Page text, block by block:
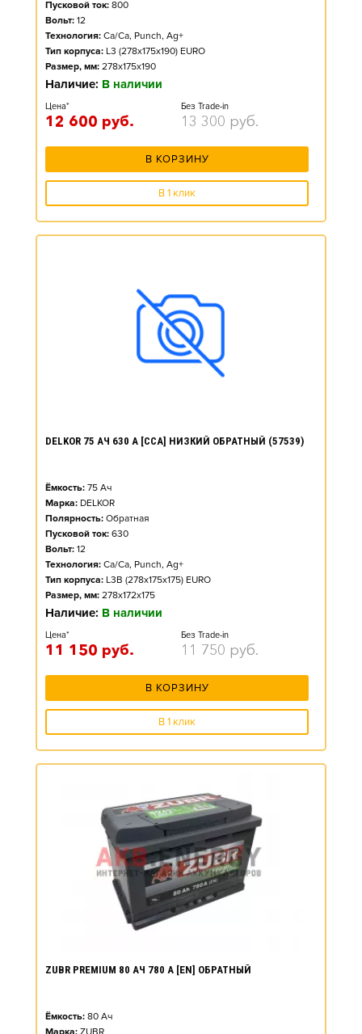
Пусковой ток: 800
Вольт: 12
Технология: Ca/Ca, Punch, Ag+
Тип корпуса: L3 (278x175x190) EURO
Размер, мм: 278x175x190
Наличие: В наличии
Цена*
12 600 руб.
Без Trade-in
13 300 руб.
В КОРЗИНУ
В 1 клик
DELKOR 75 АЧ 630 А [CCA] НИЗКИЙ ОБРАТНЫЙ (57539)
Ёмкость: 75 Ач
Марка: DELKOR
Полярность: Обратная
Пусковой ток: 630
Вольт: 12
Технология: Ca/Ca, Punch, Ag+
Тип корпуса: L3B (278x175x175) EURO
Размер, мм: 278x172x175
Наличие: В наличии
Цена*
11 150 руб.
Без Trade-in
11 750 руб.
В КОРЗИНУ
В 1 клик
ZUBR PREMIUM 80 АЧ 780 А [EN] ОБРАТНЫЙ
Ёмкость: 80 Ач